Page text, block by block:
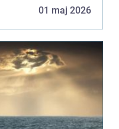
01 maj 2026